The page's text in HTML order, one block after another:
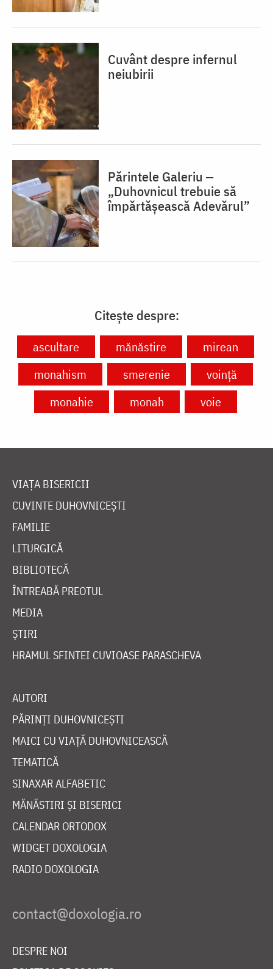
Cuvânt despre infernul
neiubirii
Părintele Galeriu ‒
„Duhovnicul trebuie să
împărtășească Adevărul”
Citește despre:
ascultare mănăstire
mirean
monahism
smerenie
voință
monahie
monah voie
VIAȚA BISERICII
CUVINTE DUHOVNICEȘTI
FAMILIE
LITURGICĂ
BIBLIOTECĂ
ÎNTREABĂ PREOTUL
MEDIA
ȘTIRI
HRAMUL SFINTEI CUVIOASE PARASCHEVA
AUTORI
PĂRINȚI DUHOVNICEȘTI
MAICI CU VIAȚĂ DUHOVNICEASCĂ
TEMATICĂ
SINAXAR ALFABETIC
MĂNĂSTIRI ȘI BISERICI
CALENDAR ORTODOX
WIDGET DOXOLOGIA
RADIO DOXOLOGIA
DESPRE NOI